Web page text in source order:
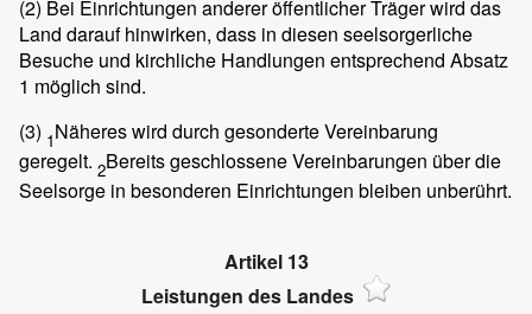
(2) Bei Einrichtungen anderer öffentlicher Träger wird das
Land darauf hinwirken, dass in diesen seelsorgerliche
Besuche und kirchliche Handlungen entsprechend Absatz
1 möglich sind.
(3) 1Näheres wird durch gesonderte Vereinbarung
geregelt. 2Bereits geschlossene Vereinbarungen über die
Seelsorge in besonderen Einrichtungen bleiben unberührt.
Artikel 13
Leistungen des Landes